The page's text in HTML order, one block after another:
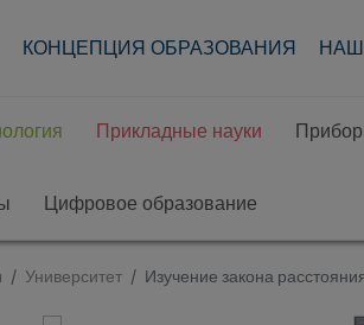
КОНЦЕПЦИЯ ОБРАЗОВАНИЯ
Прикладные науки
Цифровое образование
Университет Изучение закона